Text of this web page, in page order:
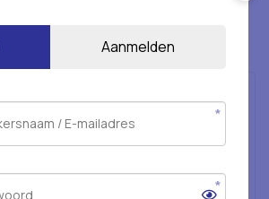
Aanmelden